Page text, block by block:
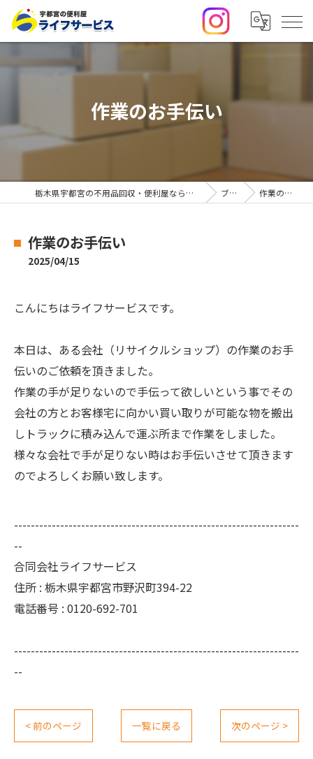
作業のお手伝い
栃木県宇都宮の不用品回収・便利屋なら合同会社ライフサービス ブログ 作業のお手伝い
作業のお手伝い
2025/04/15
こんにちはライフサービスです。
本日は、ある会社（リサイクルショップ）の作業のお手
伝いのご依頼を頂きました。
作業の手が足りないので手伝って欲しいという事でその
会社の方とお客様宅に向かい買い取りが可能な物を搬出
しトラックに積み込んで運ぶ所まで作業をしました。
様々な会社で手が足りない時はお手伝いさせて頂きます
のでよろしくお願い致します。
--------------------------------------------------------------------
--
合同会社ライフサービス
住所 : 栃木県宇都宮市野沢町394-22
電話番号 : 0120-692-701
--------------------------------------------------------------------
--
< 前のページ 一覧に戻る 次のページ >